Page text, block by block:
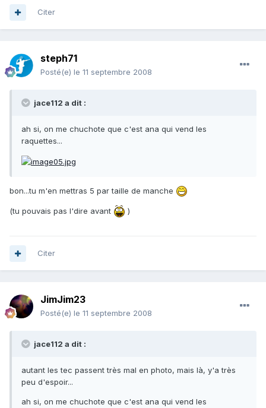
Citer
steph71
Posté(e) le 11 septembre 2008
jace112 a dit :
ah si, on me chuchote que c'est ana qui vend les
raquettes...
bon...tu m'en mettras 5 par taille de manche
(tu pouvais pas l'dire avant )
Citer
JimJim23
Posté(e) le 11 septembre 2008
jace112 a dit :
autant les tec passent très mal en photo, mais là, y'a très
peu d'espoir...
ah si, on me chuchote que c'est ana qui vend les